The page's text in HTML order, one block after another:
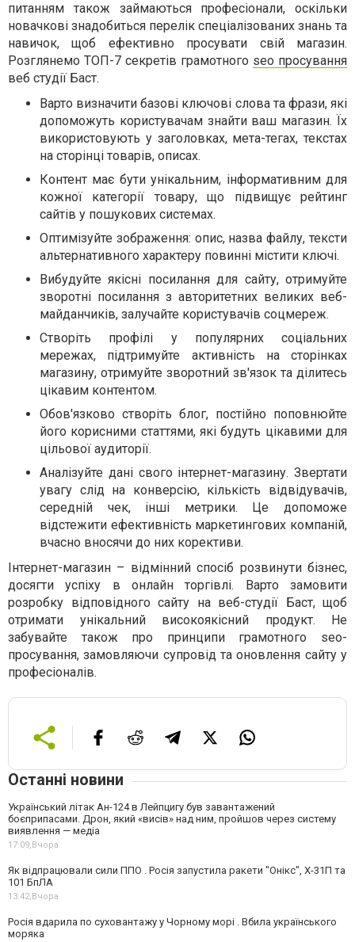
питанням також займаються професіонали, оскільки
новачкові знадобиться перелік спеціалізованих знань та
навичок, щоб ефективно просувати свій магазин.
Розглянемо ТОП-7 секретів грамотного seo просування
веб студії Баст.
Варто визначити базові ключові слова та фрази, які
допоможуть користувачам знайти ваш магазин. Їх
використовують у заголовках, мета-тегах, текстах
на сторінці товарів, описах.
Контент має бути унікальним, інформативним для
кожної категорії товару, що підвищує рейтинг
сайтів у пошукових системах.
Оптимізуйте зображення: опис, назва файлу, тексти
альтернативного характеру повинні містити ключі.
Вибудуйте якісні посилання для сайту, отримуйте
зворотні посилання з авторитетних великих веб-
майданчиків, залучайте користувачів соцмереж.
Створіть профілі у популярних соціальних
мережах, підтримуйте активність на сторінках
магазину, отримуйте зворотний зв'язок та ділитесь
цікавим контентом.
Обов'язково створіть блог, постійно поповнюйте
його корисними статтями, які будуть цікавими для
цільової аудиторії.
Аналізуйте дані свого інтернет-магазину. Звертати
увагу слід на конверсію, кількість відвідувачів,
середній чек, інші метрики. Це допоможе
відстежити ефективність маркетингових компаній,
вчасно вносячи до них корективи.
Інтернет-магазин – відмінний спосіб розвинути бізнес,
досягти успіху в онлайн торгівлі. Варто замовити
розробку відповідного сайту на веб-студії Баст, щоб
отримати унікальний високоякісний продукт. Не
забувайте також про принципи грамотного seo-
просування, замовляючи супровід та оновлення сайту у
професіоналів.
Останні новини
Український літак Ан-124 в Лейпцигу був завантажений
боєприпасами. Дрон, який «висів» над ним, пройшов через систему
виявлення — медіа
17:09, Вчора
Як відпрацювали сили ППО . Росія запустила ракети "Онікс", Х-31П та
101 БпЛА
13:42, Вчора
Росія вдарила по суховантажу у Чорному морі . Вбила українського
моряка